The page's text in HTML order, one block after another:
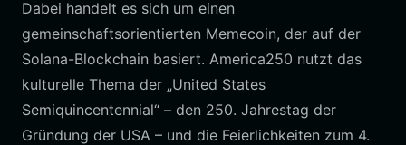
Dabei handelt es sich um einen
gemeinschaftsorientierten Memecoin, der auf der
Solana-Blockchain basiert. America250 nutzt das
kulturelle Thema der „United States
Semiquincentennial“ – den 250. Jahrestag der
Gründung der USA – und die Feierlichkeiten zum 4.